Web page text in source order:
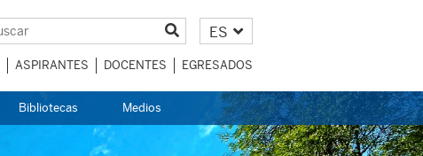
ES
ASPIRANTES DOCENTES EGRESADOS
Bibliotecas Medios